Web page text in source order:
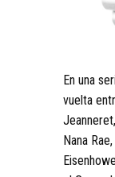
En una
vuelta
Nana